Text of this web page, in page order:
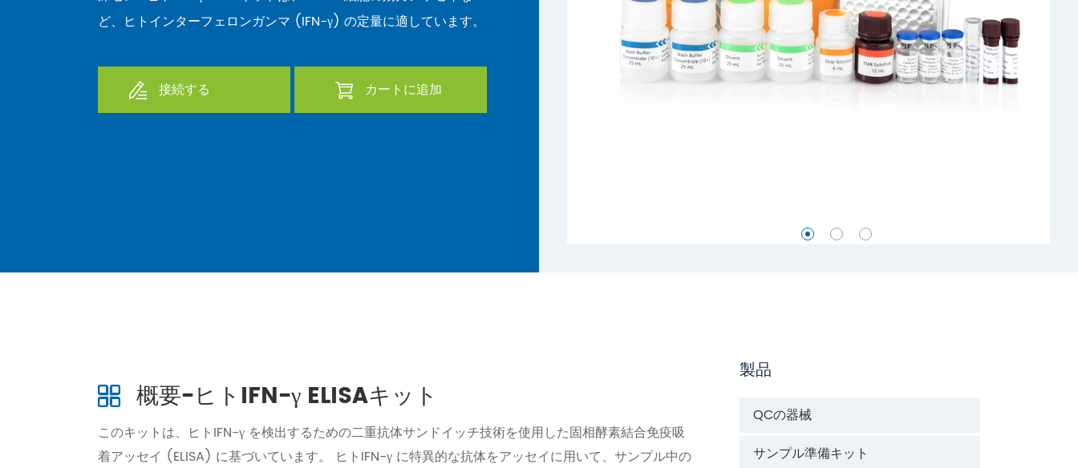
ど、ヒトインターフェロンガンマ (IFN-γ) の定量に適しています。
接続する カートに追加
概要-ヒトIFN-γ ELISAキット
このキットは、ヒトIFN-γ を検出するための二重抗体サンドイッチ技術を使用した固相酵素結合免疫吸
着アッセイ (ELISA) に基づいています。 ヒトIFN-γ に特異的な抗体をアッセイに用いて、サンプル中の
製品
QCの器械
サンプル準備キット